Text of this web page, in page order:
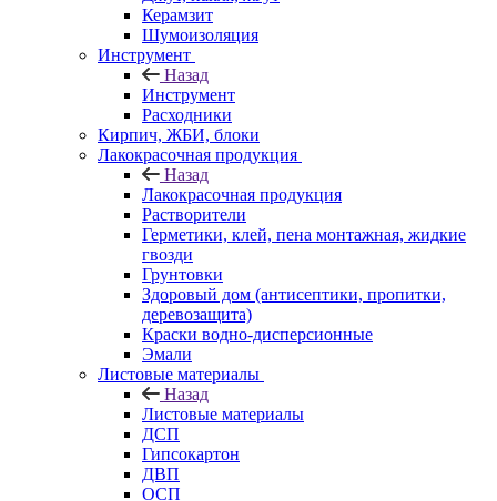
Керамзит
Шумоизоляция
Инструмент
Назад
Инструмент
Расходники
Кирпич, ЖБИ, блоки
Лакокрасочная продукция
Назад
Лакокрасочная продукция
Растворители
Герметики, клей, пена монтажная, жидкие
гвозди
Грунтовки
Здоровый дом (антисептики, пропитки,
деревозащита)
Краски водно-дисперсионные
Эмали
Листовые материалы
Назад
Листовые материалы
ДСП
Гипсокартон
ДВП
ОСП